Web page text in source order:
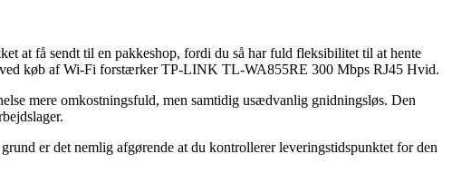
at få sendt til en pakkeshop, fordi du så har fuld fleksibilitet til at hente
ved køb af Wi-Fi forstærker TP-LINK TL-WA855RE 300 Mbps RJ45 Hvid.
mere omkostningsfuld, men samtidig usædvanlig gnidningsløs. Den
er det nemlig afgørende at du kontrollerer leveringstidspunktet for den